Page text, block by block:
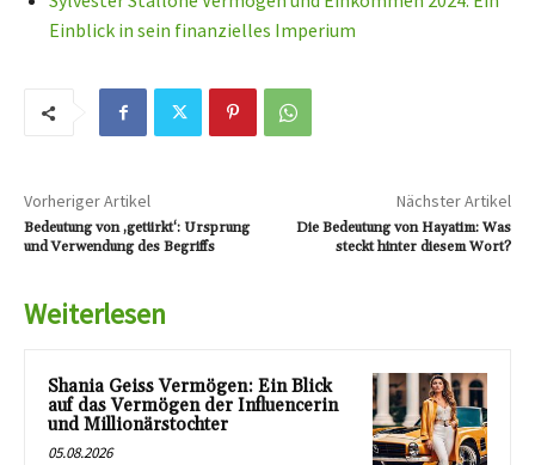
Einblick in sein finanzielles Imperium
Vorheriger Artikel
Bedeutung von ‚getürkt‘: Ursprung
und Verwendung des Begriffs
Nächster Artikel
Die Bedeutung von Hayatim: Was
steckt hinter diesem Wort?
Weiterlesen
Shania Geiss Vermögen: Ein Blick
auf das Vermögen der Influencerin
und Millionärstochter
05.08.2026